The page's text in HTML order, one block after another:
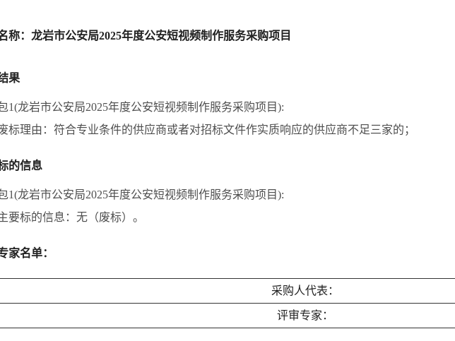
称：龙岩市公安局2025年度公安短视频制作服务采购项目
果
1(龙岩市公安局2025年度公安短视频制作服务采购项目):
标理由： 符合专业条件的供应商或者对招标文件作实质响应的供应商不足三家的；
的信息
1(龙岩市公安局2025年度公安短视频制作服务采购项目):
要标的信息： 无（废标） 。
家名单：
采购人代表：
评审专家：